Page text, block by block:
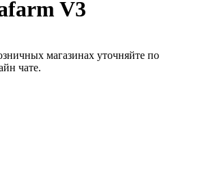
V3
магазинах уточняйте по
чате.